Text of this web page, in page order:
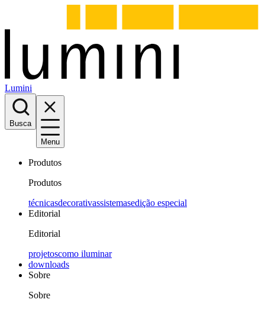
Lumini
Busca
Menu
Produtos
Produtos
técnicasdecorativassistemasedição especial
Editorial
Editorial
projetoscomo iluminar
downloads
Sobre
Sobre